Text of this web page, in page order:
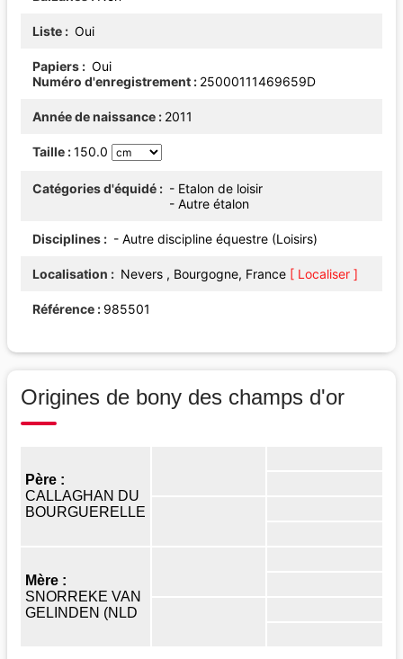
Liste Oui
Papiers
Oui
Numéro d'enregistrement
25000111469659D
Année de naissance 2011
Taille 150.0
Catégories d'équidé
- Etalon de loisir
- Autre étalon
Disciplines - Autre discipline équestre (Loisirs)
Localisation Nevers , Bourgogne, France [ Localiser ]
Référence 985501
Origines de bony des champs d'or
Père :
CALLAGHAN DU
BOURGUERELLE
Mère :
SNORREKE VAN
GELINDEN (NLD